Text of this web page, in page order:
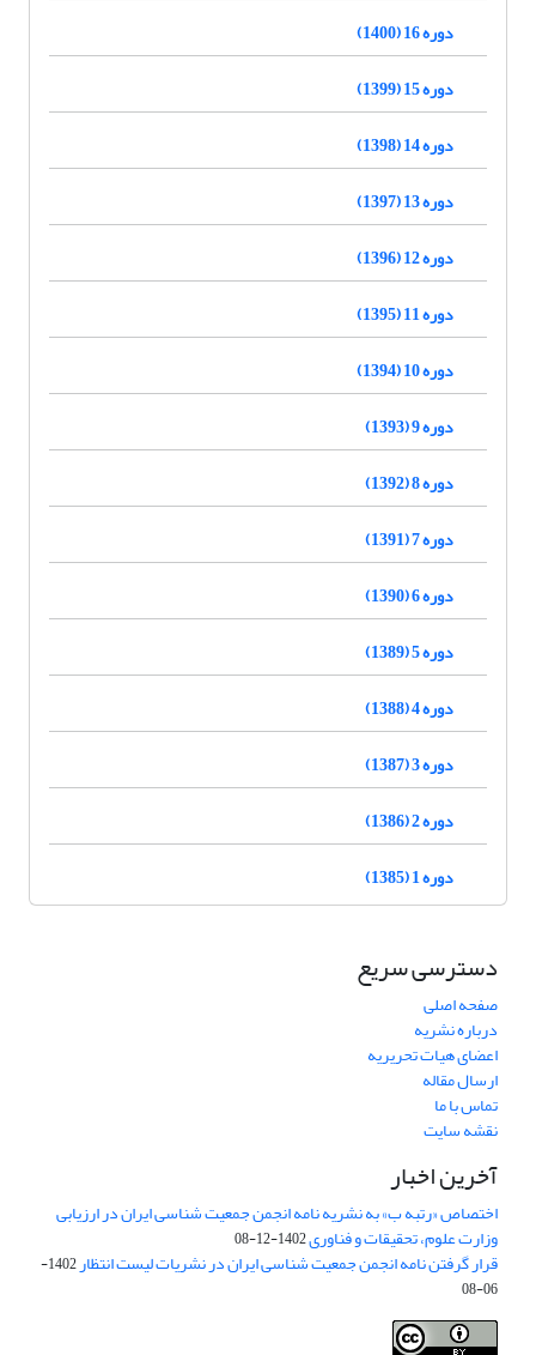
دوره 16 (1400)
دوره 15 (1399)
دوره 14 (1398)
دوره 13 (1397)
دوره 12 (1396)
دوره 11 (1395)
دوره 10 (1394)
دوره 9 (1393)
دوره 8 (1392)
دوره 7 (1391)
دوره 6 (1390)
دوره 5 (1389)
دوره 4 (1388)
دوره 3 (1387)
دوره 2 (1386)
دوره 1 (1385)
دسترسی سریع
صفحه اصلی
درباره نشریه
اعضای هیات تحریریه
ارسال مقاله
تماس با ما
نقشه سایت
آخرین اخبار
اختصاص «رتبه ب» به نشریه نامه انجمن جمعیت شناسی ایران در ارزیابی
وزارت علوم، تحقیقات و فناوری1402-12-08
قرار گرفتن نامه انجمن جمعیت شناسی ایران در نشریات لیست انتظار
1402-
06-08